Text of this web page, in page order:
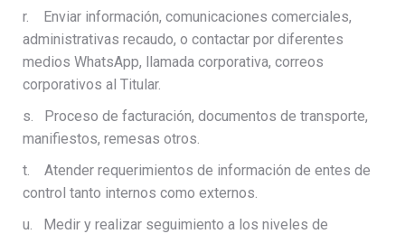
r. Enviar información, comunicaciones comerciales,
administrativas recaudo, o contactar por diferentes
medios WhatsApp, llamada corporativa, correos
corporativos al Titular.
s. Proceso de facturación, documentos de transporte,
manifiestos, remesas otros.
t. Atender requerimientos de información de entes de
control tanto internos como externos.
u. Medir y realizar seguimiento a los niveles de